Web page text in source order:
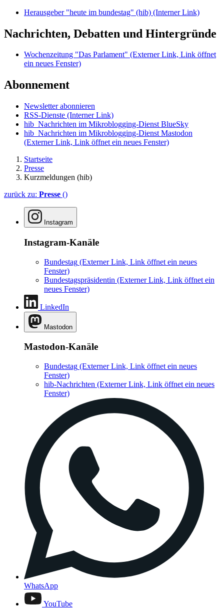
Herausgeber "heute im bundestag" (hib) (Interner Link)
Nachrichten, Debatten und Hintergründe
Wochenzeitung "Das Parlament" (Externer Link, Link öffnet
ein neues Fenster)
Abonnement
Newsletter abonnieren
RSS-Dienste (Interner Link)
hib_Nachrichten im Mikroblogging-Dienst BlueSky
hib_Nachrichten im Mikroblogging-Dienst Mastodon
(Externer Link, Link öffnet ein neues Fenster)
Startseite
Presse
Kurzmeldungen (hib)
zurück zu: Presse ()
Instagram
Instagram-Kanäle
Bundestag (Externer Link, Link öffnet ein neues
Fenster)
Bundestagspräsidentin (Externer Link, Link öffnet ein
neues Fenster)
LinkedIn
Mastodon
Mastodon-Kanäle
Bundestag (Externer Link, Link öffnet ein neues
Fenster)
hib-Nachrichten (Externer Link, Link öffnet ein neues
Fenster)
WhatsApp
YouTube